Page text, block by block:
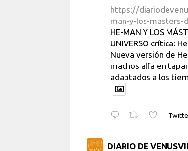
https://
man-y-los-masters-
HE-MAN Y LOS
UNIVERSO crítica:
Nueva versión de
machos alfa en
adaptados a los
DIARIO DE